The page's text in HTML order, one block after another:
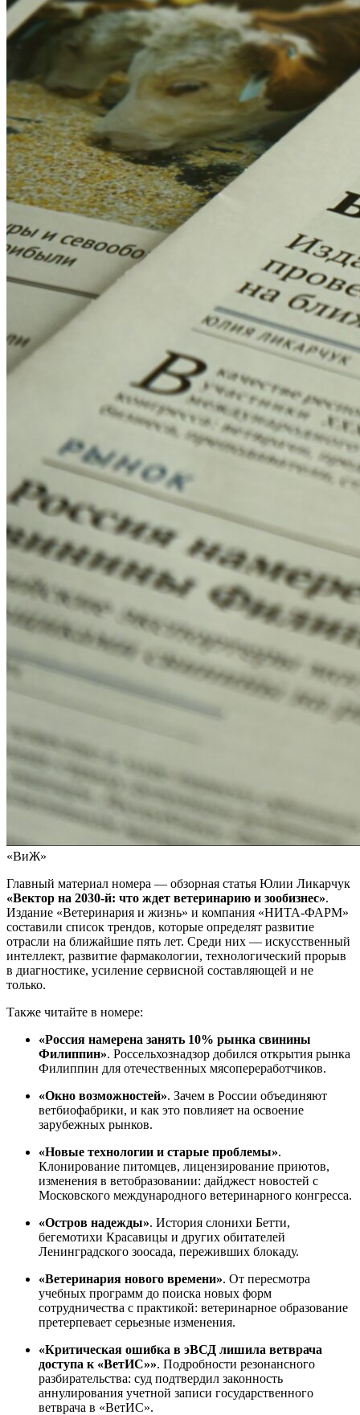
«ВиЖ»
Главный материал номера — обзорная статья Юлии Ликарчук
«Вектор на 2030-й: что ждет ветеринарию и зообизнес».
Издание «Ветеринария и жизнь» и компания «НИТА-ФАРМ»
составили список трендов, которые определят развитие
отрасли на ближайшие пять лет. Среди них — искусственный
интеллект, развитие фармакологии, технологический прорыв
в диагностике, усиление сервисной составляющей и не
только.
Также читайте в номере:
«Россия намерена занять 10% рынка свинины
Филиппин». Россельхознадзор добился открытия рынка
Филиппин для отечественных мясопереработчиков.
«Окно возможностей». Зачем в России объединяют
ветбиофабрики, и как это повлияет на освоение
зарубежных рынков.
«Новые технологии и старые проблемы».
Клонирование питомцев, лицензирование приютов,
изменения в ветобразовании: дайджест новостей с
Московского международного ветеринарного конгресса.
«Остров надежды». История слонихи Бетти,
бегемотихи Красавицы и других обитателей
Ленинградского зоосада, переживших блокаду.
«Ветеринария нового времени». От пересмотра
учебных программ до поиска новых форм
сотрудничества с практикой: ветеринарное образование
претерпевает серьезные изменения.
«Критическая ошибка в эВСД лишила ветврача
доступа к «ВетИС»». Подробности резонансного
разбирательства: суд подтвердил законность
аннулирования учетной записи государственного
ветврача в «ВетИС».